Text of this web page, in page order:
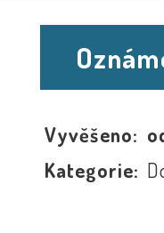
Vyvěšeno:
Kategorie: